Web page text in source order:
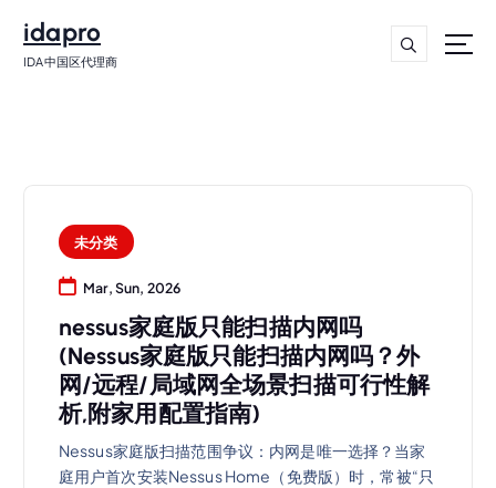
idapro
IDA中国区代理商
未分类
Mar, Sun, 2026
nessus家庭版只能扫描内网吗
(Nessus家庭版只能扫描内网吗？外
网/远程/局域网全场景扫描可行性解
析,附家用配置指南)
Nessus家庭版扫描范围争议：内网是唯一选择？当家
庭用户首次安装Nessus Home（免费版）时，常被“只